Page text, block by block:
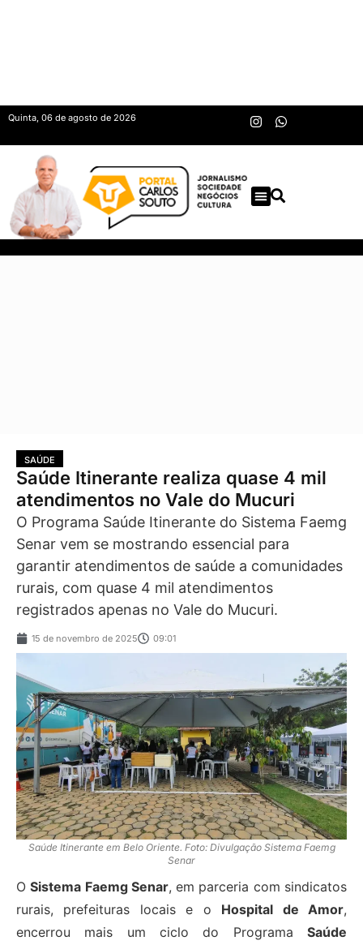
Quinta, 06 de agosto de 2026
SAÚDE
Saúde Itinerante realiza quase 4 mil
atendimentos no Vale do Mucuri
O Programa Saúde Itinerante do Sistema Faemg
Senar vem se mostrando essencial para
garantir atendimentos de saúde a comunidades
rurais, com quase 4 mil atendimentos
registrados apenas no Vale do Mucuri.
15 de novembro de 2025 09:01
Saúde Itinerante em Belo Oriente. Foto: Divulgação Sistema Faemg
Senar
OSistema Faemg Senar, em parceria com sindicatos
rurais, prefeituras locais e o Hospital de Amor,
encerrou mais um ciclo do Programa Saúde